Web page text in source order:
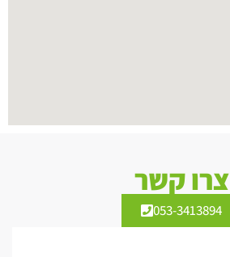
צרו קשר
053-3413894